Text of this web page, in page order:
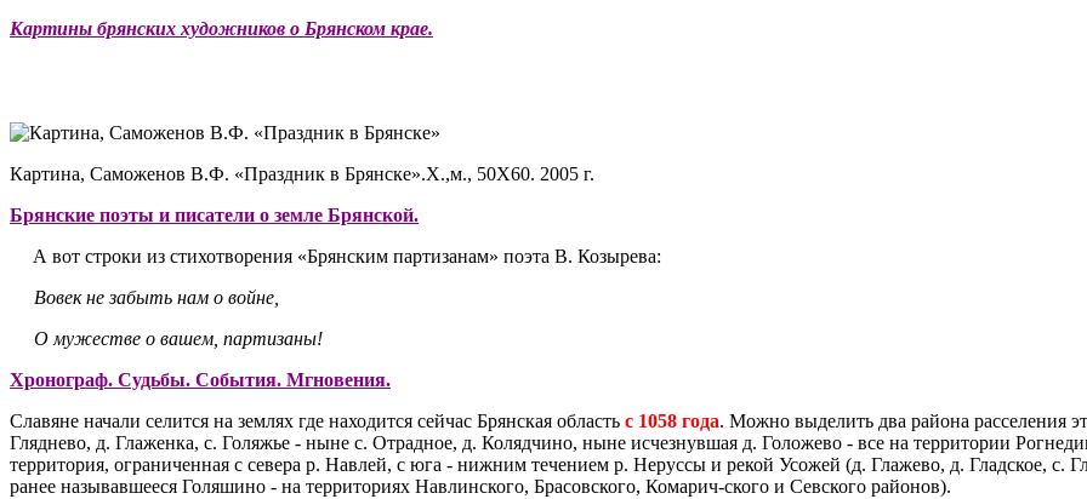
Картины брянских художников о Брянском крае.
Картина, Саможенов В.Ф. «Праздник в Брянске».Х.,м., 50Х60. 2005 г.
Брянские поэты и писатели о земле Брянской.
А вот строки из стихотворения «Брянским партизанам» поэта В. Козырева:
Вовек не забыть нам о войне,
О мужестве о вашем, партизаны!
Хронограф. Судьбы. События. Мгновения.
Славяне начали селится на землях где находится сейчас Брянская область с 1058 года. Можно выделить два района расселения
Гляднево, д. Глаженка, с. Голяжье - ныне с. Отрадное, д. Колядчино, ныне исчезнувшая д. Голожево - все на территории
территория, ограниченная с севера р. Навлей, с юга - нижним течением р. Неруссы и рекой Усожей (д. Глажево, д. Гладское,
ранее называвшееся Голяшино - на территориях Навлинского, Брасовского, Комарич-ского и Севского районов).